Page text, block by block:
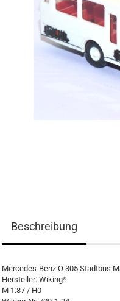
Beschreibung
Mercedes-Benz O 305 Stadtbus
Hersteller: Wiking*
M 1:87 / H0